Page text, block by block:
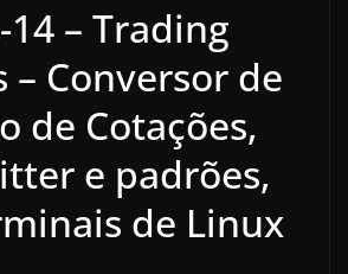
14 – Trading
– Conversor de
de Cotações,
e padrões,
de Linux